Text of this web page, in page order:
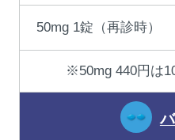
50mg 1錠（再診時）
※50mg 440円は